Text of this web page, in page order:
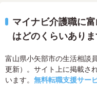
マイナビ介護職に
はどのくらいありま
富山県小矢部市の生活相談
更新）。サイト上に掲載さ
います。 無料転職支援サー